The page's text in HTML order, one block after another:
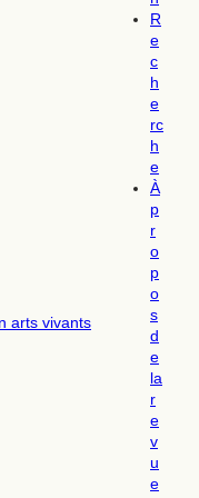
R
e
c
h
e
rc
h
e
À
p
r
o
p
o
s
d
e
la
r
e
v
u
e